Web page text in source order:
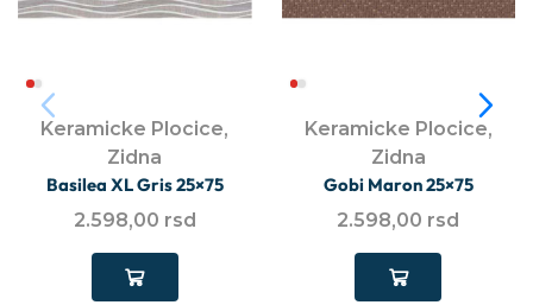
Keramicke Plocice,
Zidna
Basilea XL Gris 25×75
2.598,00 rsd
Keramicke Plocice,
Zidna
Gobi Maron 25×75
2.598,00 rsd